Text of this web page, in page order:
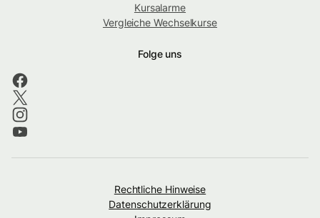
Kursalarme
Vergleiche Wechselkurse
Folge uns
Rechtliche Hinweise
Datenschutzerklärung